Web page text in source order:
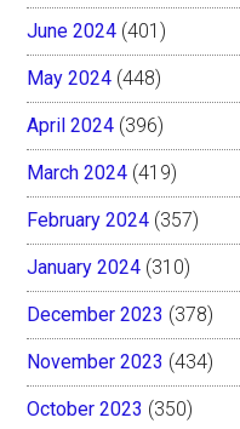
June 2024 (401)
May 2024 (448)
April 2024 (396)
March 2024 (419)
February 2024 (357)
January 2024 (310)
December 2023 (378)
November 2023 (434)
October 2023 (350)